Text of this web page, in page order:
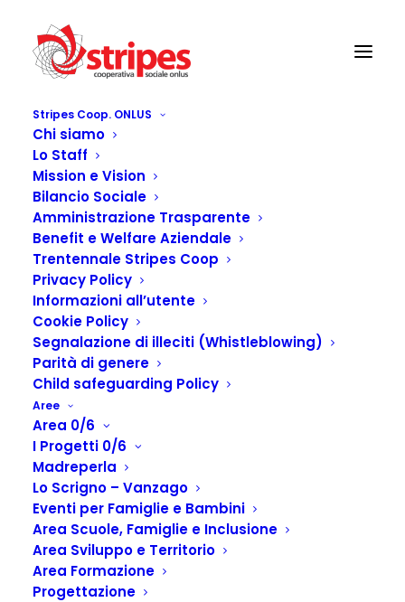
Stripes Coop. ONLUS
Chi siamo
Lo Staff
Mission e Vision
Bilancio Sociale
Amministrazione Trasparente
Benefit e Welfare Aziendale
Trentennale Stripes Coop
Privacy Policy
Informazioni all’utente
Cookie Policy
Segnalazione di illeciti (Whistleblowing)
Parità di genere
Child safeguarding Policy
Aree
Area 0/6
I Progetti 0/6
Madreperla
Lo Scrigno – Vanzago
Eventi per Famiglie e Bambini
Area Scuole, Famiglie e Inclusione
Area Sviluppo e Territorio
Area Formazione
Progettazione
Home
MUSICA IN NATURA
15,00€